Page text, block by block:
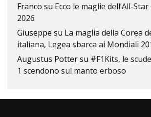
Franco su Ecco le maglie dell’All-
2026
Giuseppe su La maglia della Corea
italiana, Legea sbarca ai Mondiali
Augustus Pottersu #F1Kits, le
1 scendono sul manto erboso